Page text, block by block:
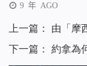
9 年 AGO
上一篇：
由「摩
下一篇： 約拿為